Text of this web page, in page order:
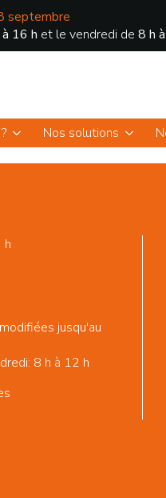
septembre
16 h et le vendredi de 8 h
Nos solutions
h
jusqu'au
8 h à 12 h